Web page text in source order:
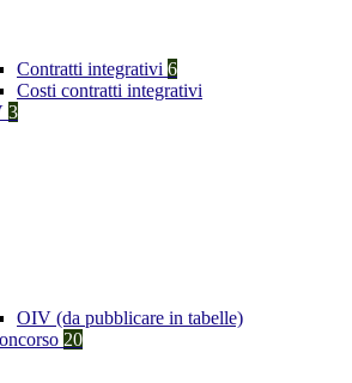
Contratti integrativi 6
Costi contratti integrativi
3
OIV (da pubblicare in tabelle)
20